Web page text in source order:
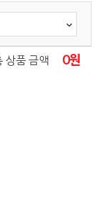
상품 금액 0원